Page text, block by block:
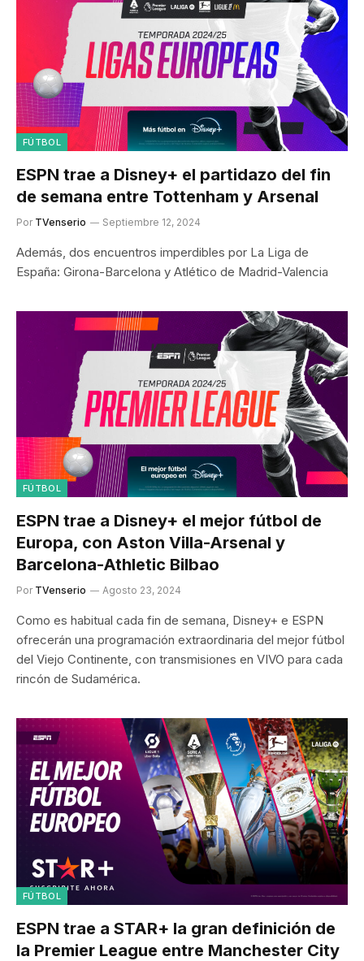
FÚTBOL
ESPN trae a Disney+ el partidazo del fin
de semana entre Tottenham y Arsenal
Por TVenserio Septiembre 12, 2024
Además, dos encuentros imperdibles por La Liga de
España: Girona-Barcelona y Atlético de Madrid-Valencia
FÚTBOL
ESPN trae a Disney+ el mejor fútbol de
Europa, con Aston Villa-Arsenal y
Barcelona-Athletic Bilbao
Por TVenserio Agosto 23, 2024
Como es habitual cada fin de semana, Disney+ e ESPN
ofrecerán una programación extraordinaria del mejor fútbol
del Viejo Continente, con transmisiones en VIVO para cada
rincón de Sudamérica.
FÚTBOL
ESPN trae a STAR+ la gran definición de
la Premier League entre Manchester City